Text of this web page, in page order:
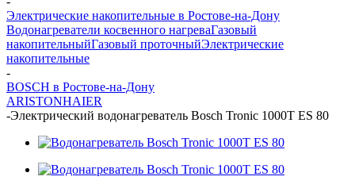
Электрические накопительные в Ростове-на-Дону
Водонагреватели косвенного нагреваГазовый
накопительныйГазовый проточныйЭлектрические
накопительные
-
BOSCH в Ростове-на-Дону
ARISTONHAIER
-Электрический водонагреватель Bosch Tronic 1000T ES 80